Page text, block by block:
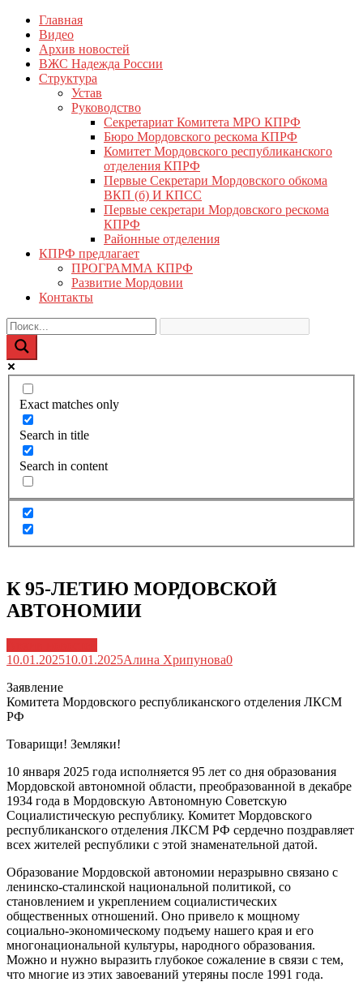
Перейти
содержимому
КПРФ Мордовия
Мордовское Региональное отделение КПРФ
Главная
Видео
Архив новостей
ВЖС Надежда России
Структура
Устав
Руководство
Секретариат Комитета МРО КПРФ
Бюро Мордовского рескома КПРФ
Комитет Мордовского республиканского
отделения КПРФ
Первые Секретари Мордовского обкома
ВКП (б) И КПСС
Первые секретари Мордовского рескома
КПРФ
Районные отделения
КПРФ предлагает
ПРОГРАММА КПРФ
Развитие Мордовии
Контакты
Exact matches only
Search in title
Search in content
К 95-ЛЕТИЮ МОРДОВСКОЙ
АВТОНОМИИ
10.01.202510.01.2025Алина Хрипунова0
Заявление
Комитета Мордовского республиканского отделения ЛКСМ
РФ
Товарищи! Земляки!
10 января 2025 года исполняется 95 лет со дня образования
Мордовской автономной области, преобразованной в декабре
1934 года в Мордовскую Автономную Советскую
Социалистическую республику. Комитет Мордовского
республиканского отделения ЛКСМ РФ сердечно поздравляет
всех жителей республики с этой знаменательной датой.
Образование Мордовской автономии неразрывно связано с
ленинско-сталинской национальной политикой, со
становлением и укреплением социалистических
общественных отношений. Оно привело к мощному
социально-экономическому подъему нашего края и его
многонациональной культуры, народного образования.
Можно и нужно выразить глубокое сожаление в связи с тем,
что многие из этих завоеваний утеряны после 1991 года.